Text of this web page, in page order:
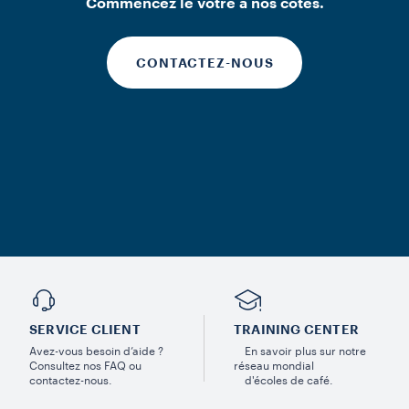
Commencez le vôtre à nos côtés.
CONTACTEZ-NOUS
SERVICE CLIENT
Avez-vous besoin d’aide ?
Consultez nos FAQ ou
contactez-nous.
TRAINING CENTER
En savoir plus sur notre
réseau mondial
d'écoles de café.